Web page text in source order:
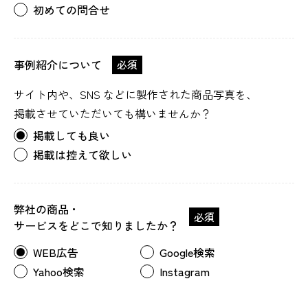
初めての問合せ
事例紹介について 必須
サイト内や、SNS などに製作された商品写真を、
掲載させていただいても構いませんか？
掲載しても良い
掲載は控えて欲しい
弊社の商品・
サービスをどこで知りましたか？
必須
WEB広告
Google検索
Yahoo検索
Instagram